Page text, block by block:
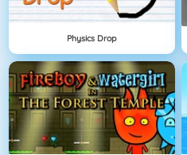
Physics Drop